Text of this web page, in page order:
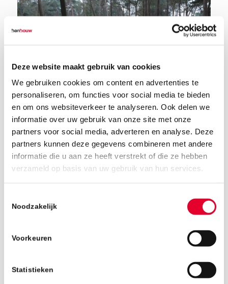
Deze website maakt gebruik van cookies
We gebruiken cookies om content en advertenties te
personaliseren, om functies voor social media te bieden
en om ons websiteverkeer te analyseren. Ook delen we
informatie over uw gebruik van onze site met onze
partners voor social media, adverteren en analyse. Deze
partners kunnen deze gegevens combineren met andere
informatie die u aan ze heeft verstrekt of die ze hebben
verzameld op basis van uw gebruik van hun services.
Noodzakelijk
Voorkeuren
Statistieken
18 maart 2019